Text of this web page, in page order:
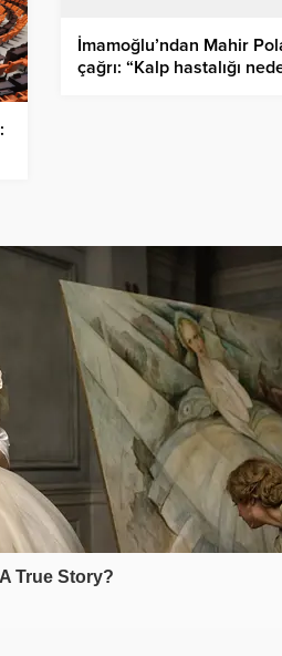
İmamoğlu’ndan Mahir
çağrı: “Kalp hastalığı